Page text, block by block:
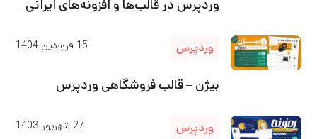
وردپرس در قالب‌ها و افزونه‌های ایرانی
وردپرس 15 فروردین 1404
بیژن – قالب فروشگاهی وردپرس
وردپرس 27 شهریور 1403